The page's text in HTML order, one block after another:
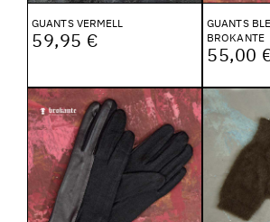
GUANTS VERMELL
59,95 €
GUANTS
BROKANTE
55,00